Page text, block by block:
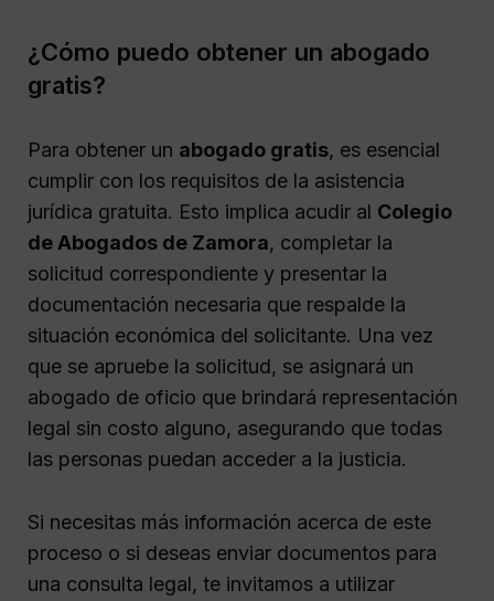
¿Cómo puedo obtener un abogado
gratis?
Para obtener un abogado gratis, es esencial
cumplir con los requisitos de la asistencia
jurídica gratuita. Esto implica acudir al Colegio
de Abogados de Zamora, completar la
solicitud correspondiente y presentar la
documentación necesaria que respalde la
situación económica del solicitante. Una vez
que se apruebe la solicitud, se asignará un
abogado de oficio que brindará representación
legal sin costo alguno, asegurando que todas
las personas puedan acceder a la justicia.
Si necesitas más información acerca de este
proceso o si deseas enviar documentos para
una consulta legal, te invitamos a utilizar